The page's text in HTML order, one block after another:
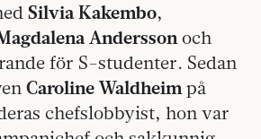
Silvia Kakembo,
Anderssonoch
för S-studenter. Sedan
Caroline Waldheimpå
chefslobbyist, hon var